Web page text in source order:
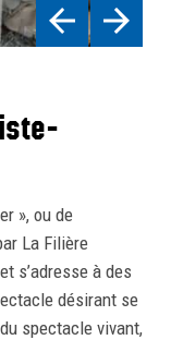
», ou de
La Filière
s’adresse à des
désirant se
spectacle vivant,